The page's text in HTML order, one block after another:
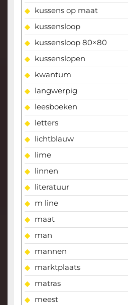
kussens op maat
kussensloop
kussensloop 80×80
kussenslopen
kwantum
langwerpig
leesboeken
letters
lichtblauw
lime
linnen
literatuur
m line
maat
man
mannen
marktplaats
matras
meest